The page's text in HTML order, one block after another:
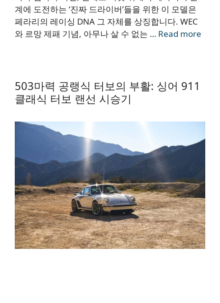
계에 도전하는 ‘진짜 드라이버’들을 위한 이 모델은
페라리의 레이싱 DNA 그 자체를 상징합니다. WEC
와 르망 제패 기념, 아무나 살 수 없는 … Read more
503마력 공랭식 터보의 부활: 싱어 911
클래식 터보 랜선 시승기